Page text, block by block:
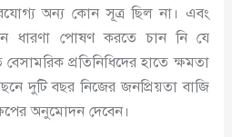
অন্য কোন সূত্র ছিল না। এবং
ধারণা পোষণ করতে চান নি যে
বেসামরিক প্রতিনিধিদের হাতে ক্ষমতা
দুটি বছর নিজের জনপ্রিয়তা বাজি
অনুমোদন দেবেন।